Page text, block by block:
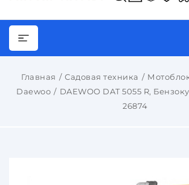
Главная Садовая техника
Daewoo
DAEWOO DAT 5055 R,
26874